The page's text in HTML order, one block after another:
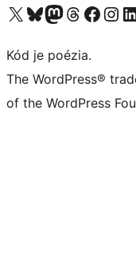
Navštívte náš účet na X (predtým Twitter)
Navštívte náš účet na platforme Bluesky
Navštívte náš účet na
Navštívte náš účet na platforme
Navštívte našu
Kód je poézia.
The WordPress®
of the WordPress